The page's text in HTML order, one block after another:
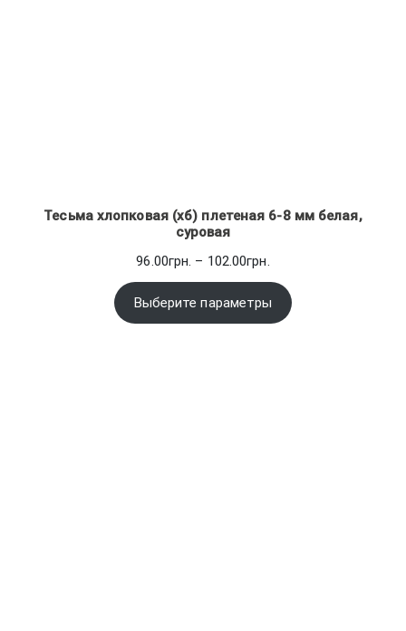
Тесьма хлопковая (хб) плетеная 6-8 мм белая,
суровая
96.00грн. – 102.00грн.
цен:
96.00грн.
–
Выберите параметры